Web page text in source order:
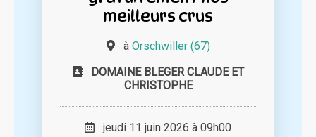
meilleurs crus
à Orschwiller (67)
DOMAINE BLEGER CLAUDE ET
CHRISTOPHE
jeudi 11 juin 2026 à 09h00